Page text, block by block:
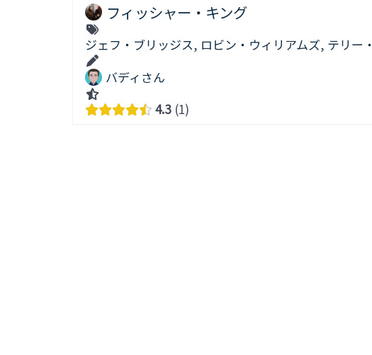
フィッシャー・キング
ジェフ・ブリッジス, ロビン・ウィリアムズ, テリー
バディさん
4.3 1